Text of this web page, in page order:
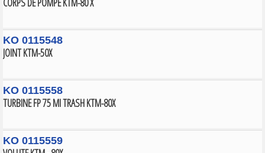
KO 0115548
JOINT KTM-50X
KO 0115558
TURBINE FP 75 MI TRASH KTM-80X
KO 0115559